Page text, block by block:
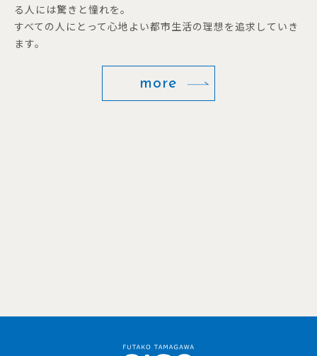
る人には驚きと憧れを。
すべての人にとって心地よい都市生活の理想を追求していき
ます。
more